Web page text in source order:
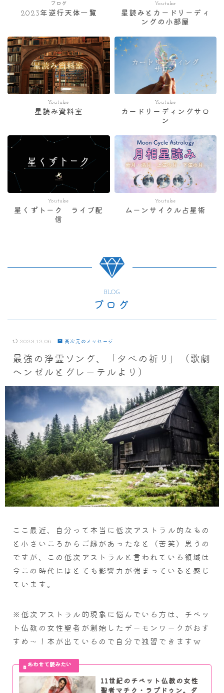
ブログ
2023年逆行天体一覧
Youtube
星読みとカードリーディ
ングの小部屋
Youtube
星読み資料室
Youtube
カードリーディングサロ
ン
Youtube
星くずトーク ライブ配
信
Youtube
ムーンサイクル占星術
BLOG
ブログ
2023.12.06 高次元のメッセージ
最強の浄霊ソング、「夕べの祈り」（歌劇
ヘンゼルとグレーテルより）
ここ最近、自分って本当に低次アストラル的なもの
と小さいころからご縁があったなと（苦笑）思うの
ですが、この低次アストラルと言われている領域は
今この時代にはとても影響力が強まっていると感じ
ています。
※低次アストラル的現象に悩んでいる方は、チベッ
ト仏教の女性聖者が創始したデーモンワークがおす
すめ～！本が出ているので自分で独習できますｗ
11世紀のチベット仏教の女性
聖者マチク・ラプドゥン。ダ